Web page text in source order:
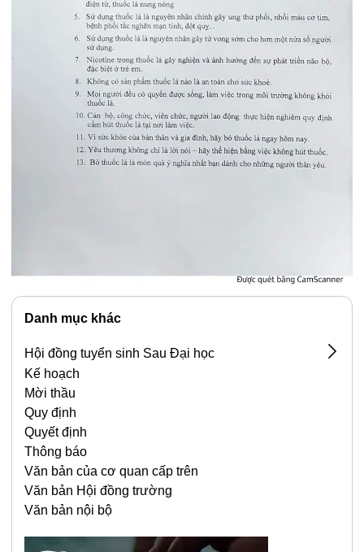
Danh mục khác
Hội đồng tuyển sinh Sau Đại học
Biên bản
Kế hoạch
Mời thầu
Quy định
Quyết định
Thông báo
Văn bản của cơ quan cấp trên
Văn bản Hội đồng trường
Văn bản nội bộ